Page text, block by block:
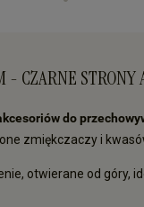
CZARNE STRONY
do
zmiękczaczy i
otwierane od góry,